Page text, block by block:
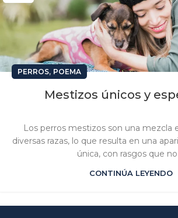
PERROS, POEMA
Mestizos únicos y
Los perros mestizos son una mezcla
diversas razas, lo que resulta en una
única, con rasgos que no
CONTINÚA LEYENDO